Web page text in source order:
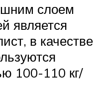
слоем
является
в качестве
100-110 кг/